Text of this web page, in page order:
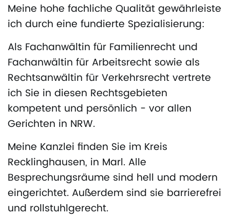
Meine hohe fachliche Qualität gewährleiste
ich durch eine fundierte Spezialisierung:
Als Fachanwältin für Familienrecht und
Fachanwältin für Arbeitsrecht sowie als
Rechtsanwältin für Verkehrsrecht vertrete
ich Sie in diesen Rechtsgebieten
kompetent und persönlich - vor allen
Gerichten in NRW.
Meine Kanzlei finden Sie im Kreis
Recklinghausen, in Marl. Alle
Besprechungsräume sind hell und modern
eingerichtet. Außerdem sind sie barrierefrei
und rollstuhlgerecht.